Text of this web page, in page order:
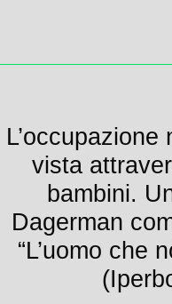
vista
bambini.
Dagerman
“L’uomo che